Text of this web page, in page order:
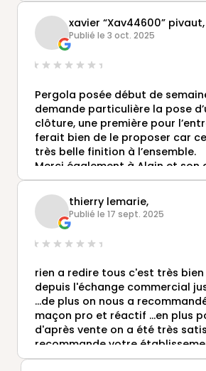
xavier “Xav44600” pivaut,
Publié le 3 oct. 2025
Pergola posée début de
demande particulière la pose
clôture, une première pour
ferait bien de le proposer car
très belle finition à l’ensemble.
Merci également à Alain et son
deux poseurs Vendéens qui
formidable.
Un grand merci à Alexis
professionnalisme, son
disponibilité, son écoute et j’en
thierry lemarie,
Publié le 17 sept. 2025
rien a redire tous c'est très
depuis l'échange commercial
...de plus on nous a
maçon pro et réactif ...en plus
d'après vente on a été très
recommande votre
thierry et guitteny pierry